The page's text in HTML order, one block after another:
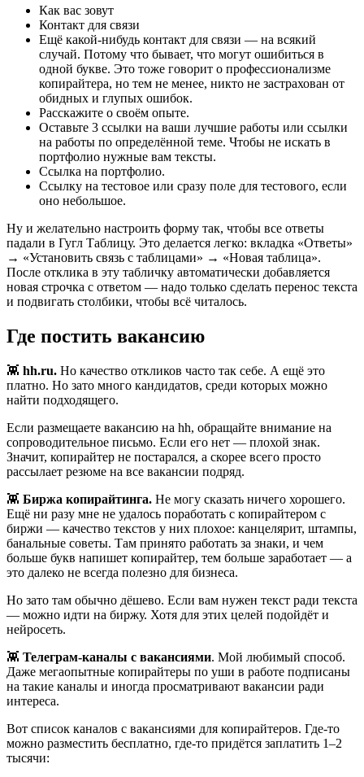
Как вас зовут
Контакт для связи
Ещё какой-нибудь контакт для связи — на всякий
случай. Потому что бывает, что могут ошибиться в
одной букве. Это тоже говорит о профессионализме
копирайтера, но тем не менее, никто не застрахован от
обидных и глупых ошибок.
Расскажите о своём опыте.
Оставьте 3 ссылки на ваши лучшие работы или ссылки
на работы по определённой теме. Чтобы не искать в
портфолио нужные вам тексты.
Ссылка на портфолио.
Ссылку на тестовое или сразу поле для тестового, если
оно небольшое.
Ну и желательно настроить форму так, чтобы все ответы
падали в Гугл Таблицу. Это делается легко: вкладка «Ответы»
→ «Установить связь с таблицами» → «Новая таблица».
После отклика в эту табличку автоматически добавляется
новая строчка с ответом — надо только сделать перенос текста
и подвигать столбики, чтобы всё читалось.
Где постить вакансию
👾 hh.ru. Но качество откликов часто так себе. А ещё это
платно. Но зато много кандидатов, среди которых можно
найти подходящего.
Если размещаете вакансию на hh, обращайте внимание на
сопроводительное письмо. Если его нет — плохой знак.
Значит, копирайтер не постарался, а скорее всего просто
рассылает резюме на все вакансии подряд.
👾 Биржа копирайтинга. Не могу сказать ничего хорошего.
Ещё ни разу мне не удалось поработать с копирайтером с
биржи — качество текстов у них плохое: канцелярит, штампы,
банальные советы. Там принято работать за знаки, и чем
больше букв напишет копирайтер, тем больше заработает — а
это далеко не всегда полезно для бизнеса.
Но зато там обычно дёшево. Если вам нужен текст ради текста
— можно идти на биржу. Хотя для этих целей подойдёт и
нейросеть.
👾 Телеграм-каналы с вакансиями. Мой любимый способ.
Даже мегаопытные копирайтеры по уши в работе подписаны
на такие каналы и иногда просматривают вакансии ради
интереса.
Вот список каналов с вакансиями для копирайтеров. Где-то
можно разместить бесплатно, где-то придётся заплатить 1–2
тысячи: